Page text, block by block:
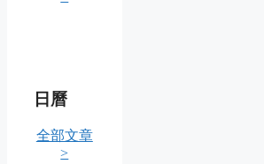
日曆
全部文章
>